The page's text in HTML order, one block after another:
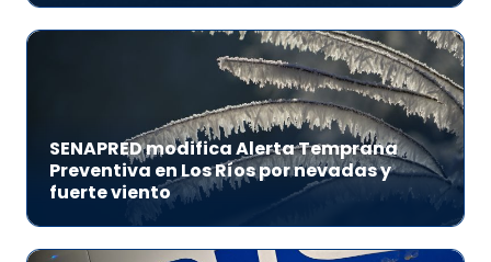
SENAPRED modifica Alerta Temprana
Preventiva en Los Ríos por nevadas y
fuerte viento